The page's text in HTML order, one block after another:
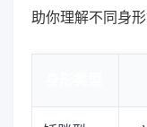
助你理解不同身